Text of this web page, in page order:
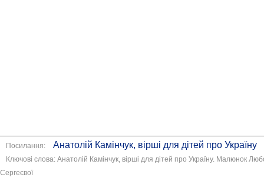
Посилання: Анатолій Камінчук, вірші для дітей про Україну
Ключові слова: Анатолій Камінчук, вірші для дітей про Україну. Малюнок
Сергеєвої